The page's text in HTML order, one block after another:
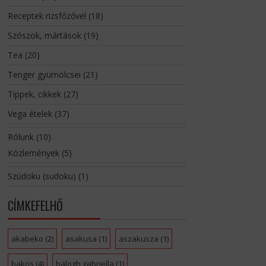
Receptek rizsfőzővel (18)
Szószok, mártások(19)
Tea (20)
Tenger gyümölcsei (21)
Tippek, cikkek(27)
Vega ételek(37)
Rólunk(10)
Közlemények(5)
Szúdoku (sudoku) (1)
CÍMKEFELHŐ
akabeko (2) asakusa (1) aszakusza (1)
bakos (4) balogh gabriella (1)